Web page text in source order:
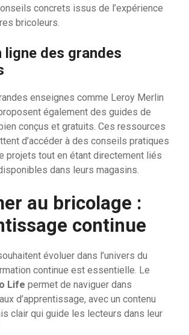
concrets issus de l’expérience
bricoleurs.
ligne des grandes
enseignes comme Leroy Merlin
également des guides de
conçus et gratuits. Ces ressources
d’accéder à des conseils pratiques
projets tout en étant directement liés
dans leurs magasins.
au bricolage :
continue
évoluer dans l’univers du
continue est essentielle. Le
Life permet de naviguer dans
d’apprentissage, avec un contenu
clair qui guide les lecteurs dans leur